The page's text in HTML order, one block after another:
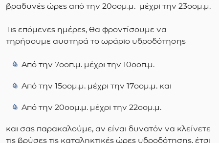
βραδυνές ώρες από την 20οομ.μ. μέχρι την 23οομ.μ.
Τις επόμενες ημέρες, θα φροντίσουμε να
τηρήσουμε αυστηρά το ωράριο υδροδότησης
Από την 7οοπ.μ. μέχρι την 10οοπ.μ.
Από την 15οομ.μ. μέχρι την 17οομ.μ. και
Από την 20οομ.μ. μέχρι την 22οομ.μ.
και σας παρακαλούμε, αν είναι δυνατόν να κλείνετε
τις βρύσες τις καταληκτικές ώρες υδροδότησης, έτσι